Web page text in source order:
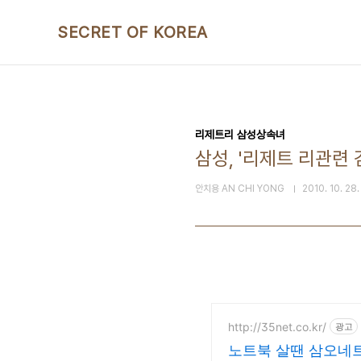
SECRET OF KOREA
리제트리 삼성상속녀
삼성, '리제트 리관련
안치용 AN CHI YONG 2010. 10.
http://35net.co.kr/ 광고
노트북 살땐 삼오네